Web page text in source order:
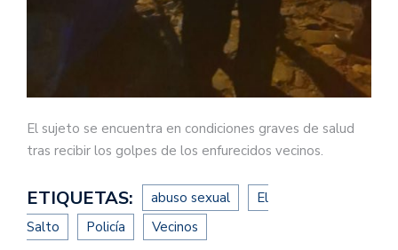
El sujeto se encuentra en condiciones graves de salud
tras recibir los golpes de los enfurecidos vecinos.
ETIQUETAS: abuso sexual
El
Salto
Policía Vecinos